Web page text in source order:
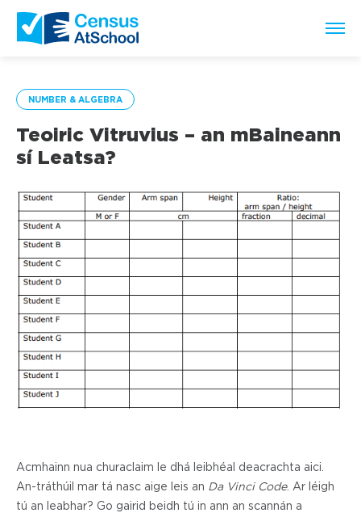
NUMBER & ALGEBRA
Teoiric Vitruvius – an mBaineann
sí Leatsa?
Acmhainn nua churaclaim le dhá leibhéal deacrachta aici.
An-tráthúil mar tá nasc aige leis an Da Vinci Code. Ar léigh
tú an leabhar? Go gairid beidh tú in ann an scannán a